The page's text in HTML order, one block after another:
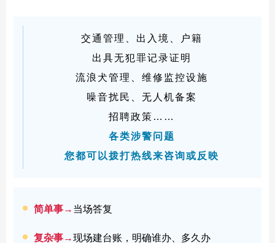
交通管理、出入境、户籍
出具无犯罪记录证明
流浪犬管理、维修监控设施
噪音扰民、无人机备案
招聘政策……
各类涉警问题
您都可以拨打热线来咨询或反映
简单事→ 当场答复
复杂事→现场建台账，明确谁办、多久办